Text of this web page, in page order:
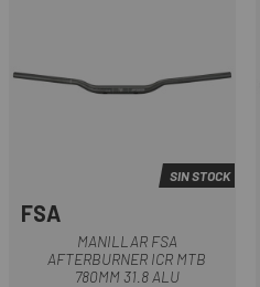
SIN STOCK
FSA
MANILLAR FSA
AFTERBURNER ICR MTB
780MM 31.8 ALU